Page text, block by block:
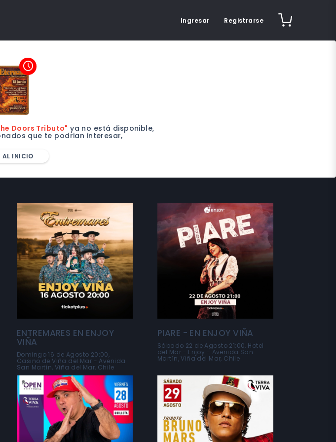
Ingresar Registrarse
access_time
Doors Tributo" ya no está disponible,
que te podrian interesar,
AL INICIO
ENTREMARES EN ENJOY
VIÑA
Domingo 16 de Agosto 20:00,
Casino de Viña del Mar - Avenida
San Martín, Viña del Mar, Chile
PIARE - EN ENJOY VIÑA
Sábado 22 de Agosto 21:00, Hotel
del Mar - Enjoy - Avenida San
Martín, Viña del Mar, Chile